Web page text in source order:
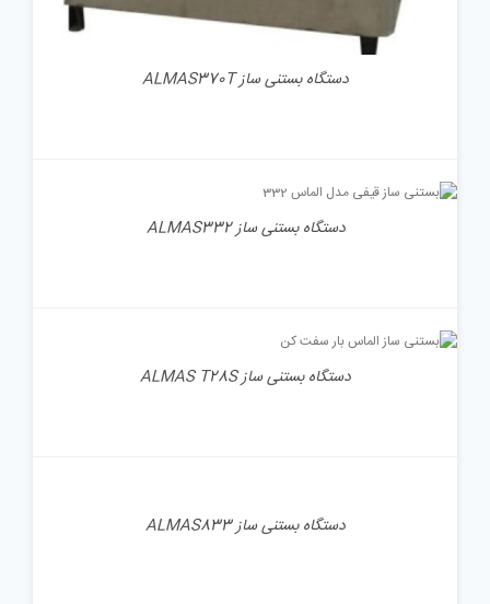
دستگاه بستنی ساز ALMAS370T
جزئیات
دستگاه بستنی ساز ALMAS332
جزئیات
دستگاه بستنی ساز ALMAS T28S
دستگاه بستنی ساز ALMAS833